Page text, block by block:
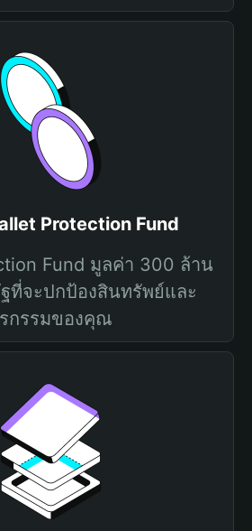
Protection Fund
Fund มูลค่า 300 ล้าน
ที่จะปกป้องสินทรัพย์และ
กรรมของคุณ